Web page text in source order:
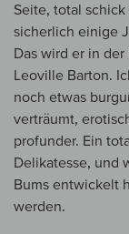
Seite, total
sicherlich einige
Das wird er in
Leoville Barton.
noch etwas
verträumt,
profunder. Ein
Delikatesse, und
Bums entwickelt
werden.